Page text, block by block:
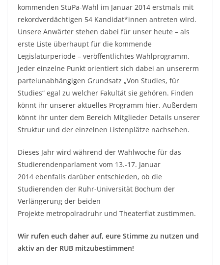
kommenden StuPa-Wahl im Januar 2014 erstmals mit
rekordverdächtigen 54 Kandidat*innen antreten wird.
Unsere Anwärter stehen dabei für unser heute – als
erste Liste überhaupt für die kommende
Legislaturperiode – veröffentlichtes Wahlprogramm.
Jeder einzelne Punkt orientiert sich dabei an unsererm
parteiunabhängigen Grundsatz „Von Studies, für
Studies“ egal zu welcher Fakultät sie gehören. Finden
könnt ihr unserer aktuelles Programm hier. Außerdem
könnt ihr unter dem Bereich Mitglieder Details unserer
Struktur und der einzelnen Listenplätze nachsehen.
Dieses Jahr wird während der Wahlwoche für das
Studierendenparlament vom 13.-17. Januar
2014 ebenfalls darüber entschieden, ob die
Studierenden der Ruhr-Universität Bochum der
Verlängerung der beiden
Projekte metropolradruhr und Theaterflat zustimmen.
Wir rufen euch daher auf, eure Stimme zu nutzen und
aktiv an der RUB mitzubestimmen!